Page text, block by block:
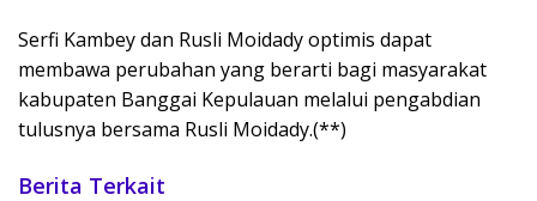
Serfi Kambey dan Rusli Moidady optimis dapat
membawa perubahan yang berarti bagi masyarakat
kabupaten Banggai Kepulauan melalui pengabdian
tulusnya bersama Rusli Moidady.(**)
Berita Terkait